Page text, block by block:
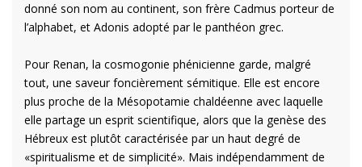
donné son nom au continent, son frère Cadmus porteur de
l’alphabet, et Adonis adopté par le panthéon grec.
Pour Renan, la cosmogonie phénicienne garde, malgré
tout, une saveur foncièrement sémitique. Elle est encore
plus proche de la Mésopotamie chaldéenne avec laquelle
elle partage un esprit scientifique, alors que la genèse des
Hébreux est plutôt caractérisée par un haut degré de
«spiritualisme et de simplicité». Mais indépendamment de